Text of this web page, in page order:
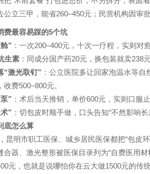
公立三甲，能省260–450元；民营机构因审
费最容易踩的5个坑
” ：一次200–400元，十次一疗程，实则对
生素 ：同成分国产药20元，换包装就卖238
“激光取钉” ：公立医院多让回家泡温水等
费500–800元。
” ：术后当天推销，单价600元，实则口服
” ：切包皮时顺手做，口头告知“不然影响
底怎么算
昆明市职工医保、城乡居民医保都把“包皮
合器、激光整形被医保目录列为“自费医用
元，也就是说哪怕你在云大做1500元的传